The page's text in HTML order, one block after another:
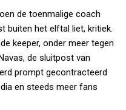
de toenmalige coach
buiten het elftal liet, kritiek.
keeper, onder meer tegen
de sluitpost van
prompt gecontracteerd
en steeds meer fans